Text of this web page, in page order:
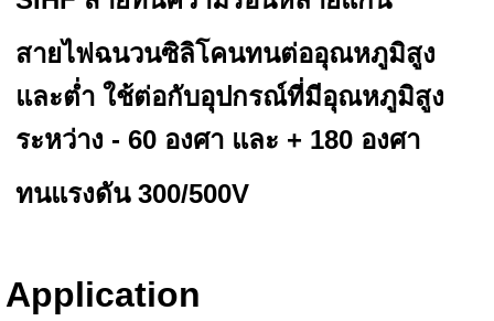
สายไฟฉนวนซิลิโคนทนต่ออุณหภูมิสูง
และต่ำ ใช้ต่อกับอุปกรณ์ที่มีอุณหภูมิสูง
ระหว่าง - 60 องศา และ + 180 องศา
ทนแรงดัน 300/500V
Application